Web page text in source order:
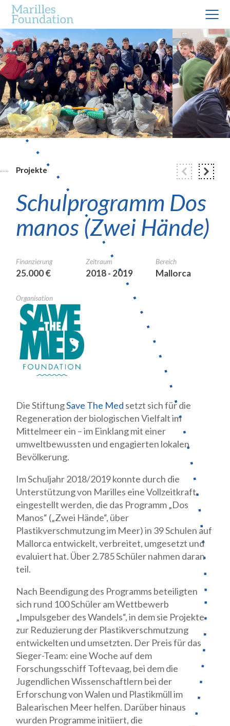
Projekte
Schulprogramm Dos
manos (Zwei Hände)
Finanzierung
25.000 €
Zeitraum
2018 - 2019
Bereich
Mallorca
Organisation
Die StiftungSave The Med setzt sich für die
Regeneration der biologischen Vielfalt im
Mittelmeer ein – im Einklang mit einer
umweltbewussten und engagierten lokalen
Bevölkerung.
Im Schuljahr 2018/2019 konnte durch die
Unterstützung von Marilles eine Vollzeitkraft
eingestellt werden, die das Programm „Dos
Manos“ („Zwei Hände“, über
Plastikverschmutzung im Meer) in 39 Schulen auf
Mallorca entwickelt, verbreitet, umgesetzt und
evaluiert hat. Über 2.785 Schüler nahmen daran
teil.
Nach Beendigung des Programms beteiligten
sich rund 100 Schüler am Wettbewerb
„Impulsgeber des Wandels“, in dem sie Projekte
zur Reduzierung der Plastikverschmutzung
entwickelten und umsetzten. Der Preis für das
Sieger-Team: eine Woche auf dem
Forschungsschiff Toftevaag, bei dem die
Jugendlichen Wissenschaftlern bei der
Erforschung von Walen und Plastikmüll im
Balearischen Meer helfen. Darüber hinaus
wurden Programme initiiert, die